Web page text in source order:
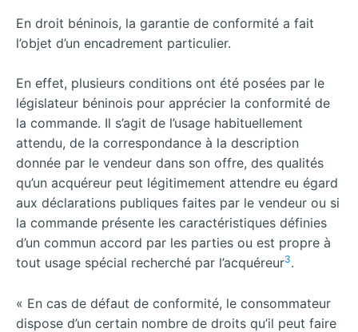
En droit béninois, la garantie de conformité a fait
l’objet d’un encadrement particulier.
En effet, plusieurs conditions ont été posées par le
législateur béninois pour apprécier la conformité de
la commande. Il s’agit de l’usage habituellement
attendu, de la correspondance à la description
donnée par le vendeur dans son offre, des qualités
qu’un acquéreur peut légitimement attendre eu égard
aux déclarations publiques faites par le vendeur ou si
la commande présente les caractéristiques définies
d’un commun accord par les parties ou est propre à
tout usage spécial recherché par l’acquéreur3.
« En cas de défaut de conformité, le consommateur
dispose d’un certain nombre de droits qu’il peut faire